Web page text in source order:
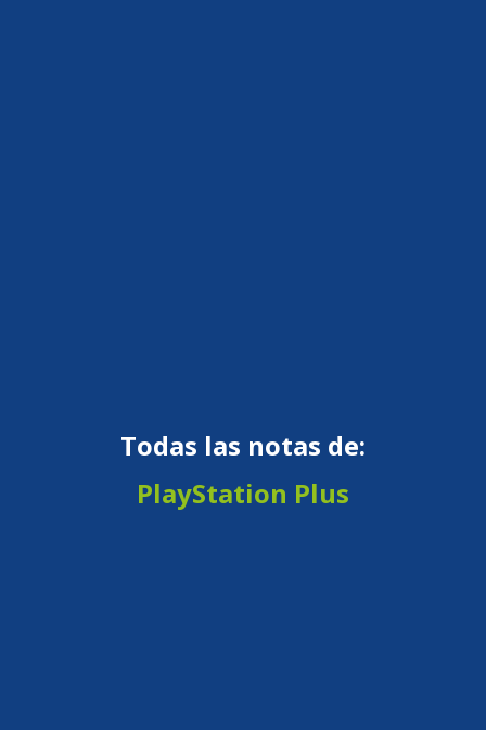
Todas las notas de:
PlayStation Plus